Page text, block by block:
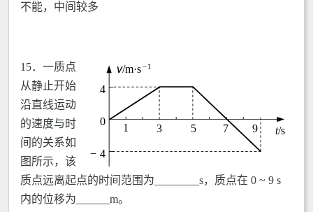
不能，中间较多
15． 一质点
从静止开始
沿直线运动
的速度与时
间的关系如
图所示，该
质点远离起点的时间范围为________s，质点在 0 ~ 9 s
内的位移为______m。